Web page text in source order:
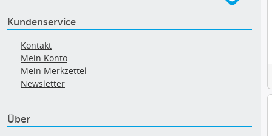
Kundenservice
Kontakt
Mein Konto
Mein Merkzettel
Newsletter
Über